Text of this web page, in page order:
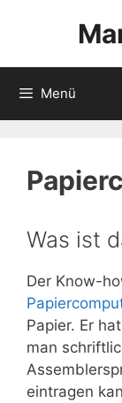
Menü
Was ist
Der Know-
Papier. Er
man
eintragen